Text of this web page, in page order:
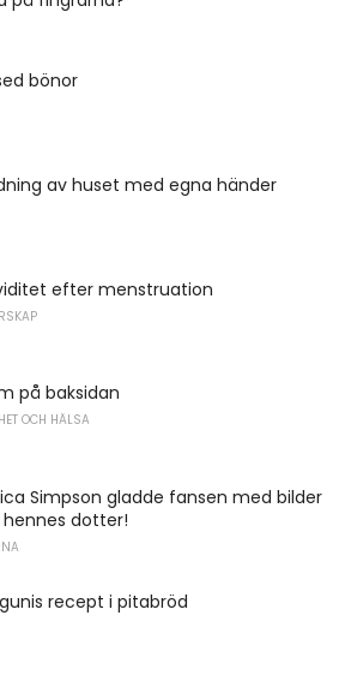
bönor
av huset med egna händer
efter menstruation
på baksidan
OCH HÄLSA
Simpson gladde fansen med bilder
dotter!
recept i pitabröd